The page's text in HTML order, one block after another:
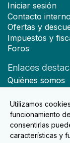
Utilizamos
funcionamiento
consentirlas
características y
Iniciar sesión
Contacto interno
Ofertas y
Impuestos y
Foros
Enlaces
Quiénes somos
Hazte socio
Noticias
Contacto